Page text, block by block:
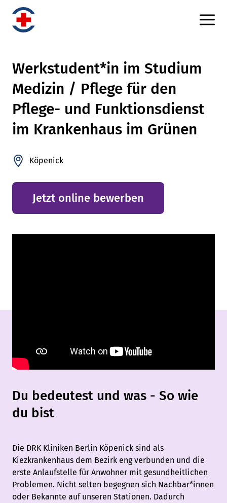
Werkstudent*in im Studium
Medizin / Pflege für den
Pflege- und Funktionsdienst
im Krankenhaus im Grünen
Köpenick
Jetzt online bewerben
Du bedeutest und was - So wie
du bist
Die DRK Kliniken Berlin Köpenick sind als
Kiezkrankenhaus dem Bezirk eng verbunden und die
erste Anlaufstelle für Anwohner mit gesundheitlichen
Problemen. Nicht selten begegnen sich Nachbar*innen
oder Bekannte auf unseren Stationen. Dadurch